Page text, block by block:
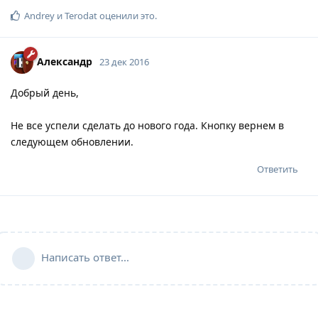
Andrey иTerodatоценили это.
Александр 23 дек 2016
Добрый день,
Не все успели сделать до нового года. Кнопку вернем в
следующем обновлении.
Ответить
Написать ответ...